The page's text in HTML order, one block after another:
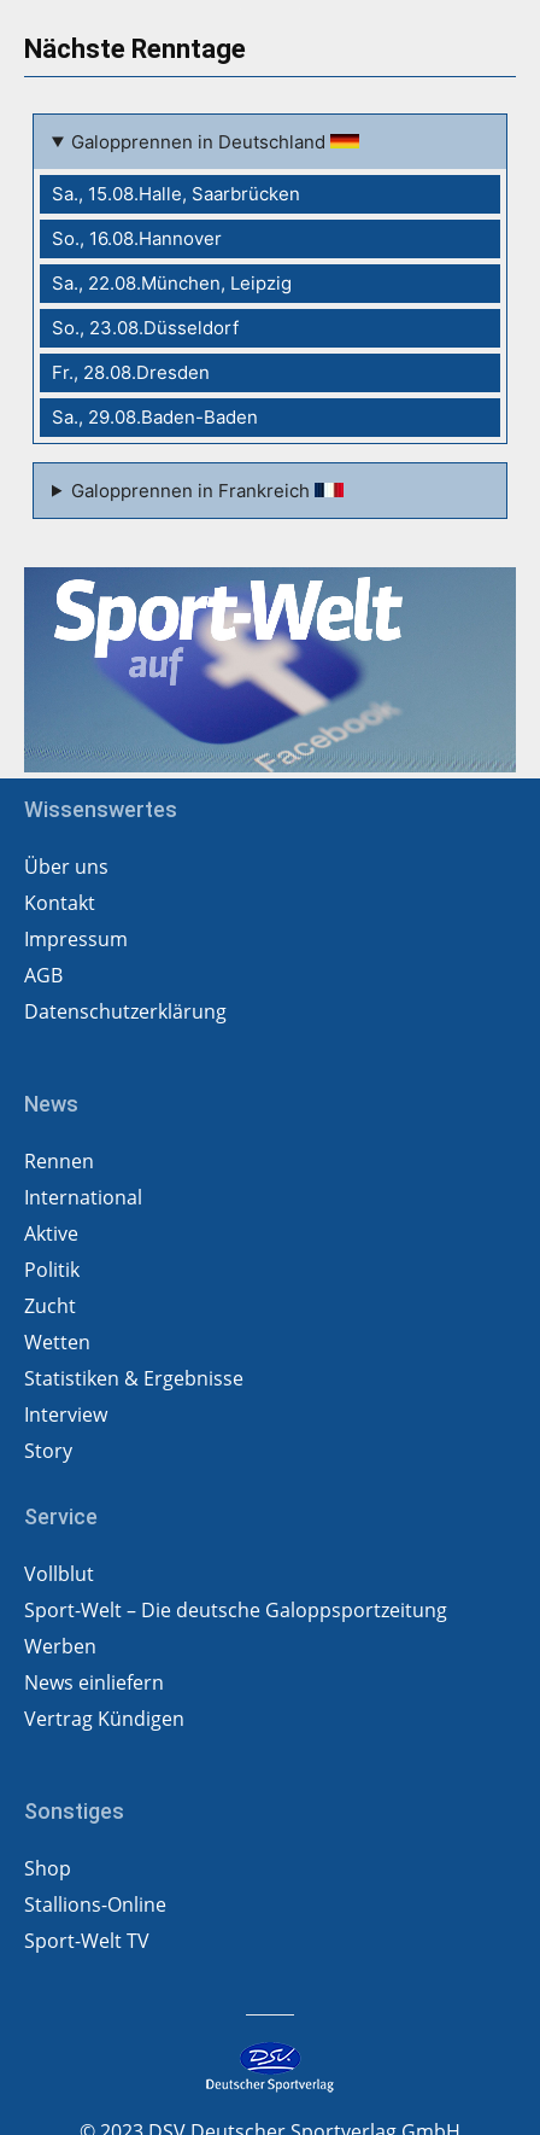
Nächste Renntage
Galopprennen in Deutschland
Sa., 15.08.Halle, Saarbrücken
So., 16.08.Hannover
Sa., 22.08.München, Leipzig
So., 23.08.Düsseldorf
Fr., 28.08.Dresden
Sa., 29.08.Baden-Baden
Galopprennen in Frankreich
Wissenswertes
Über uns
Kontakt
Impressum
AGB
Datenschutzerklärung
News
Rennen
International
Aktive
Politik
Zucht
Wetten
Statistiken & Ergebnisse
Interview
Story
Service
Vollblut
Sport-Welt – Die deutsche Galoppsportzeitung
Werben
News einliefern
Vertrag Kündigen
Sonstiges
Shop
Stallions-Online
Sport-Welt TV